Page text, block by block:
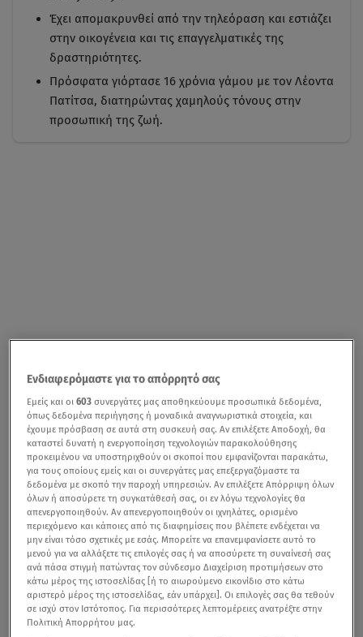
Έχει απομακρυνθεί από την τηλεόραση και εστιάζει
στην οικογένεια και τις επαγγελματικές της
δραστηριότητες.
Πρόσφατα γιόρτασε 16 χρόνια γάμου με τον Λέοντα
Πατίτσα, διατηρώντας χαμηλούς τόνους στην
προσωπική της ζωή.
Ενδιαφερόμαστε για το απόρρητό σας
Εμείς και οι603 συνεργάτες μας αποθηκεύουμε προσωπικά δεδομένα,
όπως δεδομένα περιήγησης ή μοναδικά αναγνωριστικά στοιχεία, και
έχουμε πρόσβαση σε αυτά στη συσκευή σας. Αν επιλέξετε Αποδοχή, θα
καταστεί δυνατή η ενεργοποίηση τεχνολογιών παρακολούθησης
προκειμένου να υποστηριχθούν οι σκοποί που εμφανίζονται παρακάτω,
για τους οποίους εμείς και οι συνεργάτες μας επεξεργαζόμαστε τα
δεδομένα με σκοπό την παροχή υπηρεσιών. Αν επιλέξετε Απόρριψη όλων
όλων ή αποσύρετε τη συγκατάθεσή σας, οι εν λόγω τεχνολογίες θα
απενεργοποιηθούν. Αν απενεργοποιηθούν οι ιχνηλάτες, ορισμένο
περιεχόμενο και κάποιες από τις διαφημίσεις που βλέπετε ενδέχεται να
μην είναι τόσο σχετικές με εσάς. Μπορείτε να επανεμφανίσετε αυτό το
μενού για να αλλάξετε τις επιλογές σας ή να αποσύρετε τη συναίνεσή σας
ανά πάσα στιγμή πατώντας τον σύνδεσμο Διαχείριση προτιμήσεων στο
κάτω μέρος της ιστοσελίδας [ή το αιωρούμενο εικονίδιο στο κάτω
αριστερό μέρος της ιστοσελίδας, εάν υπάρχει]. Οι επιλογές σας θα τεθούν
σε ισχύ στον Ιστότοπος. Για περισσότερες λεπτομέρειες ανατρέξτε στην
Πολιτική Απορρήτου μας.